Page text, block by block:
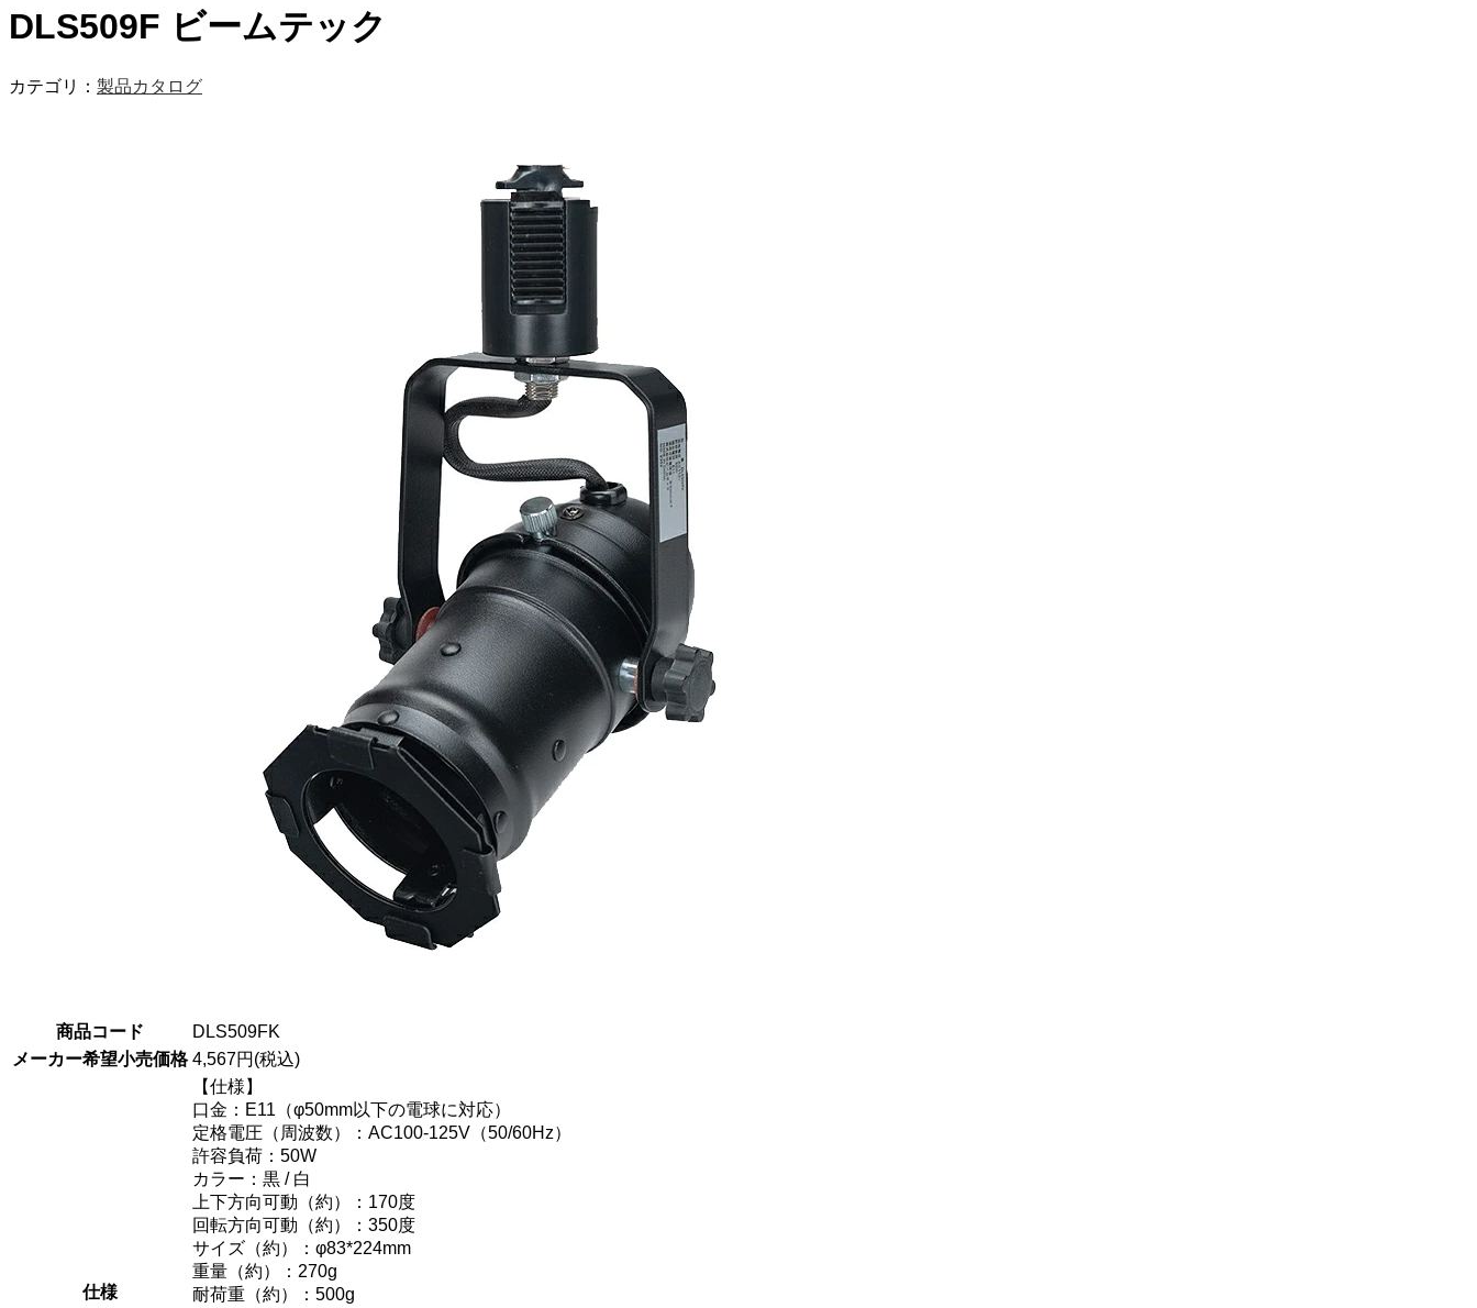
DLS509F ビームテック
カテゴリ： 製品カタログ
商品コード
DLS509FK
メーカー希望小売価格 4,567円(税込)
仕様
【仕様】
口金：E11（φ50mm以下の電球に対応）
定格電圧（周波数）：AC100-125V（50/60Hz）
許容負荷：50W
カラー：黒 / 白
上下方向可動（約）：170度
回転方向可動（約）：350度
サイズ（約）：φ83*224mm
重量（約）：270g
耐荷重（約）：500g